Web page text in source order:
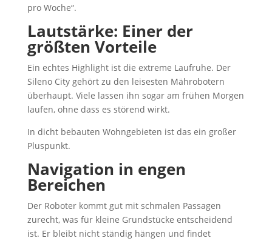
pro Woche“.
Lautstärke: Einer der
größten Vorteile
Ein echtes Highlight ist die extreme Laufruhe. Der
Sileno City gehört zu den leisesten Mährobotern
überhaupt. Viele lassen ihn sogar am frühen Morgen
laufen, ohne dass es störend wirkt.
In dicht bebauten Wohngebieten ist das ein großer
Pluspunkt.
Navigation in engen
Bereichen
Der Roboter kommt gut mit schmalen Passagen
zurecht, was für kleine Grundstücke entscheidend
ist. Er bleibt nicht ständig hängen und findet